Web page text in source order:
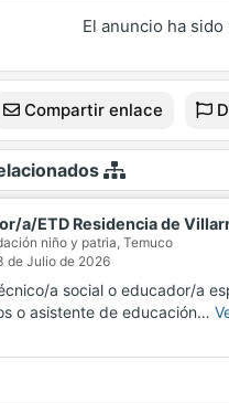
El anuncio ha sido
Compartir enlace
a/ETD Residencia de
niño y patria, Temuco
de Julio de 2026
a social o educador/a
o asistente de educación…